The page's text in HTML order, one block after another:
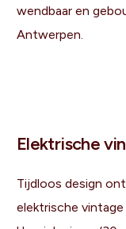
wendbaar en
Antwerpen.
Elektrische
Tijdloos design
elektrische